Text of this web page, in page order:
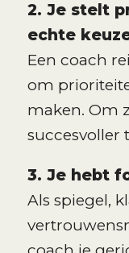
2. Je stelt
echte
Een coach
om
maken. Om
succesvoller
3. Je hebt
Als spiegel,